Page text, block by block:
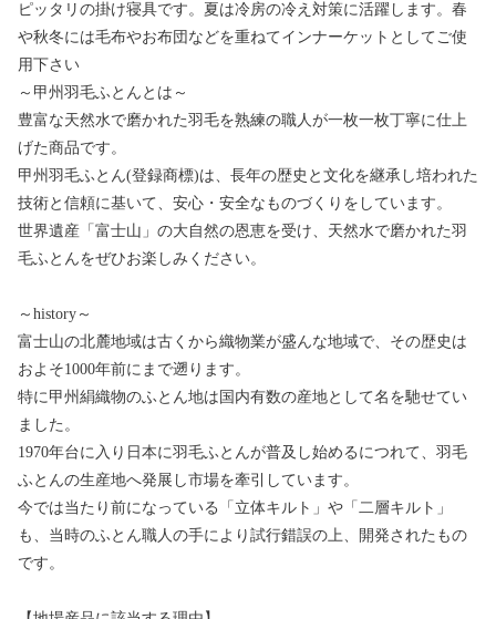
ピッタリの掛け寝具です。夏は冷房の冷え対策に活躍します。春
や秋冬には毛布やお布団などを重ねてインナーケットとしてご使
用下さい
～甲州羽毛ふとんとは～
豊富な天然水で磨かれた羽毛を熟練の職人が一枚一枚丁寧に仕上
げた商品です。
甲州羽毛ふとん(登録商標)は、長年の歴史と文化を継承し培われた
技術と信頼に基いて、安心・安全なものづくりをしています。
世界遺産「富士山」の大自然の恩恵を受け、天然水で磨かれた羽
毛ふとんをぜひお楽しみください。
～history～
富士山の北麓地域は古くから織物業が盛んな地域で、その歴史は
およそ1000年前にまで遡ります。
特に甲州絹織物のふとん地は国内有数の産地として名を馳せてい
ました。
1970年台に入り日本に羽毛ふとんが普及し始めるにつれて、羽毛
ふとんの生産地へ発展し市場を牽引しています。
今では当たり前になっている「立体キルト」や「二層キルト」
も、当時のふとん職人の手により試行錯誤の上、開発されたもの
です。